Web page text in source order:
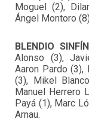
Moguel (2),
Ángel Montoro
BLENDIO
Alonso (3),
Aaron Pardo
(3), Mikel
Manuel Herrero
Payá (1), Marc
Arnau.